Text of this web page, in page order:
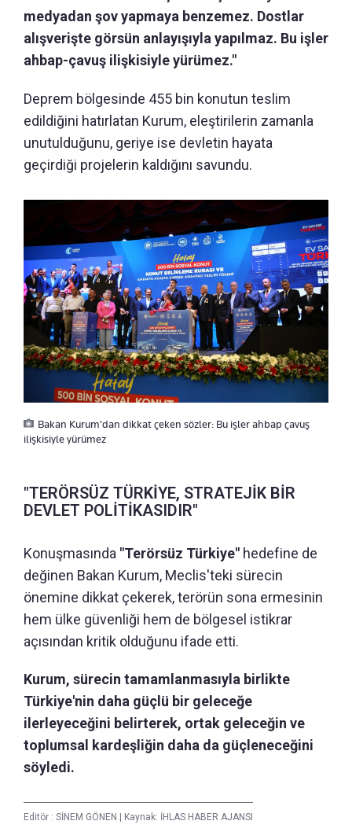
medyadan şov yapmaya benzemez. Dostlar
alışverişte görsün anlayışıyla yapılmaz. Bu işler
ahbap-çavuş ilişkisiyle yürümez."
Deprem bölgesinde 455 bin konutun teslim
edildiğini hatırlatan Kurum, eleştirilerin zamanla
unutulduğunu, geriye ise devletin hayata
geçirdiği projelerin kaldığını savundu.
Bakan Kurum'dan dikkat çeken sözler: Bu işler ahbap çavuş
ilişkisiyle yürümez
"TERÖRSÜZ TÜRKİYE, STRATEJİK BİR
DEVLET POLİTİKASIDIR"
Konuşmasında "Terörsüz Türkiye" hedefine de
değinen Bakan Kurum, Meclis'teki sürecin
önemine dikkat çekerek, terörün sona ermesinin
hem ülke güvenliği hem de bölgesel istikrar
açısından kritik olduğunu ifade etti.
Kurum, sürecin tamamlanmasıyla birlikte
Türkiye'nin daha güçlü bir geleceğe
ilerleyeceğini belirterek, ortak geleceğin ve
toplumsal kardeşliğin daha da güçleneceğini
söyledi.
Editör : SİNEM GÖNEN Kaynak: İHLAS HABER AJANSI